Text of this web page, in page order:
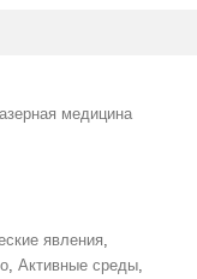
медицина
явления,
, Активные среды,